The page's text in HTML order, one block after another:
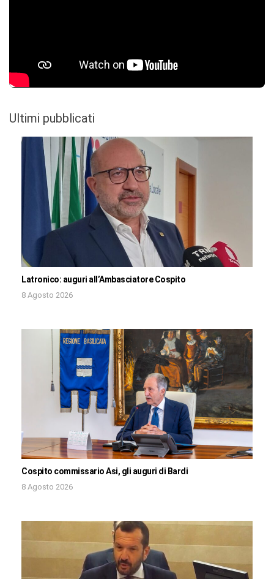
Ultimi pubblicati
Latronico: auguri all’Ambasciatore Cospito
8 Agosto 2026
Cospito commissario Asi, gli auguri di Bardi
8 Agosto 2026